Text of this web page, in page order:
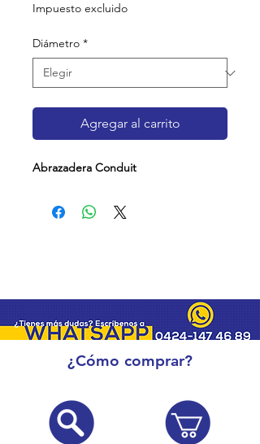
Impuesto excluido
Diámetro *
Agregar al carrito
Abrazadera Conduit
¿Cómo comprar?